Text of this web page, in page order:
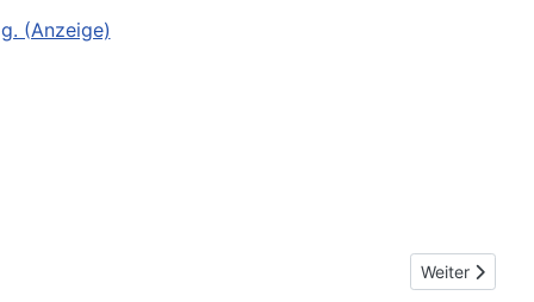
(Anzeige)
Nächster
Weiter